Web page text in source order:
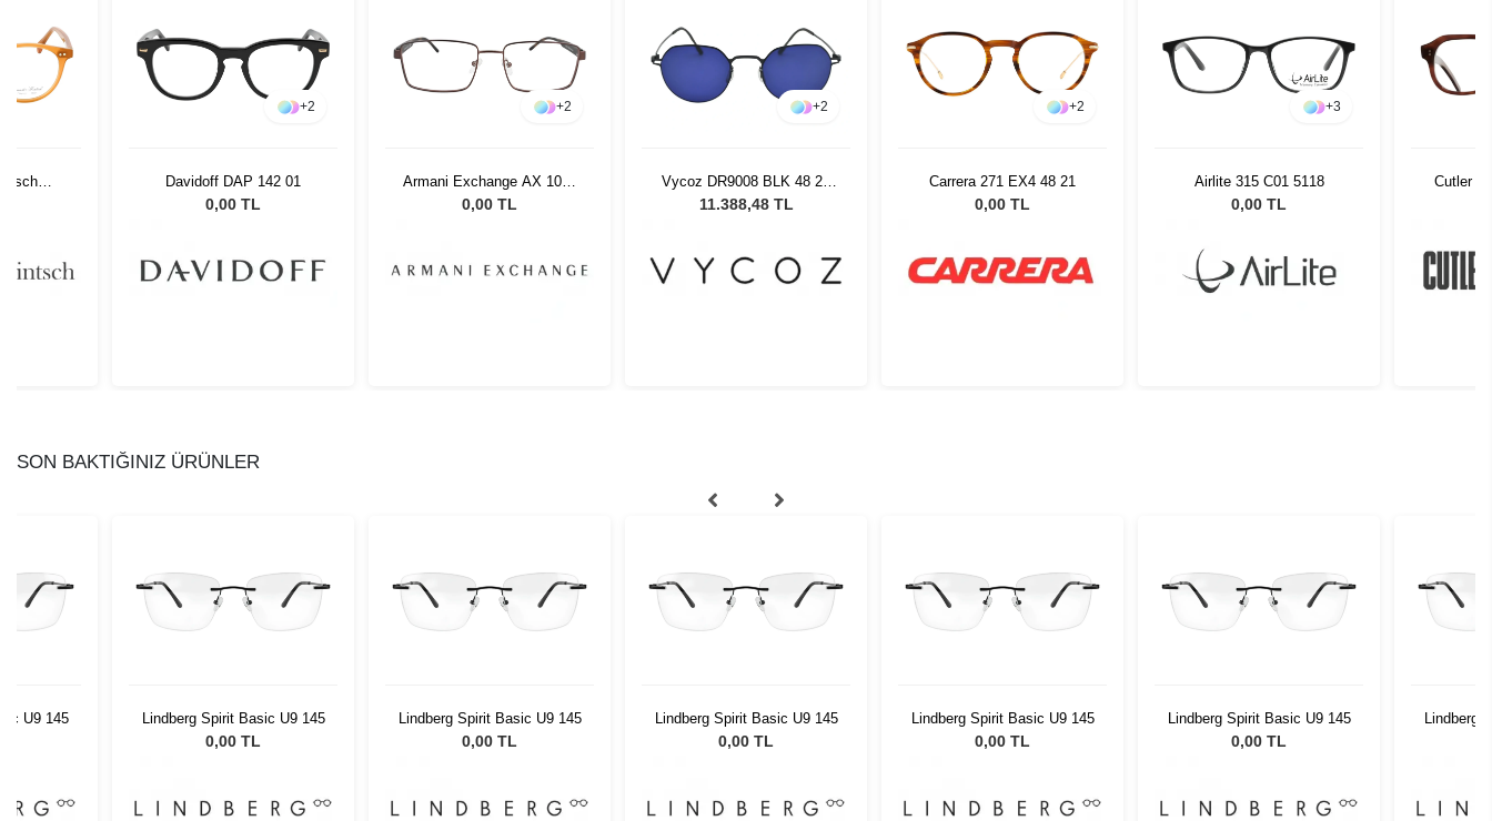
+2
Davidoff DAP 142 01
0,00 TL
+2
Armani Exchange AX 1037
6106 55
0,00 TL
+2
Vycoz DR9008 BLK 48 21
Kadın Güneş Gözlüğü
11.388,48 TL
+2
Carrera 271 EX4 48 21
0,00 TL
+3
Airlite 315 C01 5118
0,00 TL
Cutler
SON BAKTIĞINIZ ÜRÜNLER
U9 145 Lindberg Spirit Basic U9 145
0,00 TL
Lindberg Spirit Basic U9 145
0,00 TL
Lindberg Spirit Basic U9 145
0,00 TL
Lindberg Spirit Basic U9 145
0,00 TL
Lindberg Spirit Basic U9 145
0,00 TL
Lindberg